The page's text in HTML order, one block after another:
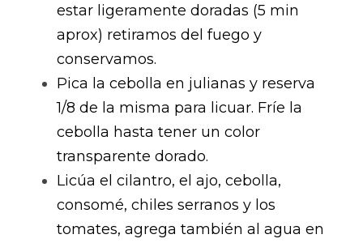
estar ligeramente doradas (5 min
aprox) retiramos del fuego y
conservamos.
Pica la cebolla en julianas y reserva
1/8 de la misma para licuar. Fríe la
cebolla hasta tener un color
transparente dorado.
Licúa el cilantro, el ajo, cebolla,
consomé, chiles serranos y los
tomates, agrega también al agua en